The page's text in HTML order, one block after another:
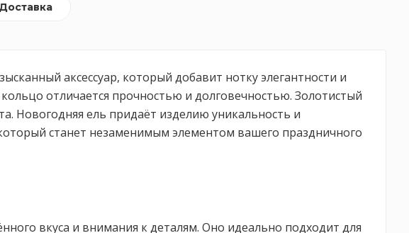
Доставка
аксессуар, который добавит нотку элегантности и
отличается прочностью и долговечностью. Золотистый
Новогодняя ель придаёт изделию уникальность и
станет незаменимым элементом вашего праздничного
вкуса и внимания к деталям. Оно идеально подходит для